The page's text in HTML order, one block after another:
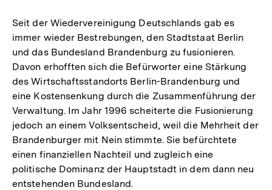
Seit der Wiedervereinigung Deutschlands gab es
immer wieder Bestrebungen, den Stadtstaat Berlin
und das Bundesland Brandenburg zu fusionieren.
Davon erhofften sich die Befürworter eine Stärkung
des Wirtschaftsstandorts Berlin-Brandenburg und
eine Kostensenkung durch die Zusammenführung der
Verwaltung. Im Jahr 1996 scheiterte die Fusionierung
jedoch an einem Volksentscheid, weil die Mehrheit der
Brandenburger mit Nein stimmte. Sie befürchtete
einen finanziellen Nachteil und zugleich eine
politische Dominanz der Hauptstadt in dem dann neu
entstehenden Bundesland.